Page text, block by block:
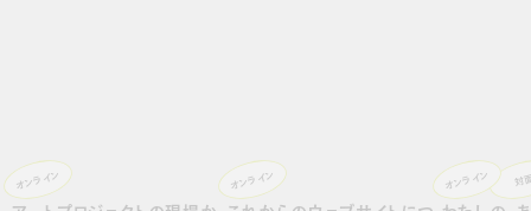
オンライン オンライン オンライン 対